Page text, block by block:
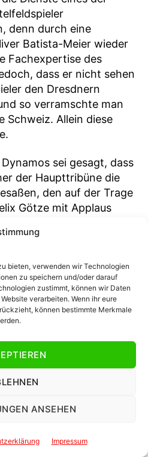
bieten, verwenden wir Technologien
zu speichern und/oder darauf
zustimmt, können wir Daten
verarbeiten. Wenn ihr eure
können bestimmte Merkmale
ANSEHEN
Impressum
denn durch eine
Batista-Meier wieder
Fachexpertise des
dass er nicht sehen
den Dresdnern
so verramschte man
Schweiz. Allein diese
sei gesagt, dass
der Haupttribüne die
den auf der Trage
Götze mit Applaus
indes vor
Nun, der darauf
nicht alle in
und dunkel wird es in
Verhaltensweisen.
geschaut: Die
3.000 Away-Supporter
war dieser beinahe
können.